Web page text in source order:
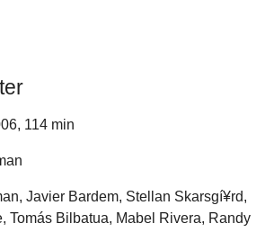
114 min
Javier Bardem, Stellan Skarsgí¥rd,
Tomás Bilbatua, Mabel Rivera, Randy